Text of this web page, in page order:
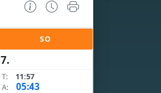
SO
7.
T:
11:57
A:
05:43